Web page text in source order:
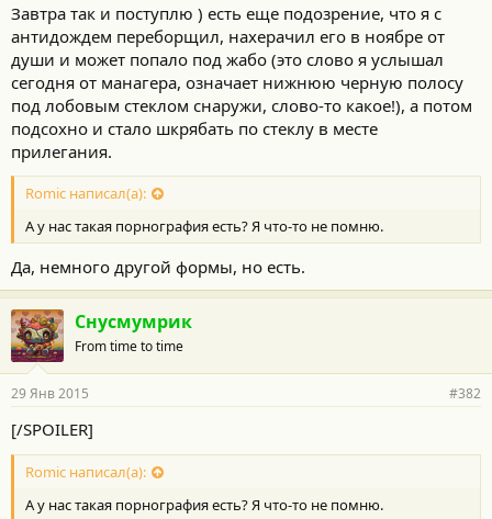
Завтра так и поступлю ) есть еще подозрение, что я с
антидождем переборщил, нахерачил его в ноябре от
души и может попало под жабо (это слово я услышал
сегодня от манагера, означает нижнюю черную полосу
под лобовым стеклом снаружи, слово-то какое!), а потом
подсохно и стало шкрябать по стеклу в месте
прилегания.
Romic написал(а):
А у нас такая порнография есть? Я что-то не помню.
Да, немного другой формы, но есть.
Снусмумрик
From time to time
29 Янв 2015 #382
[/SPOILER]
Romic написал(а):
А у нас такая порнография есть? Я что-то не помню.